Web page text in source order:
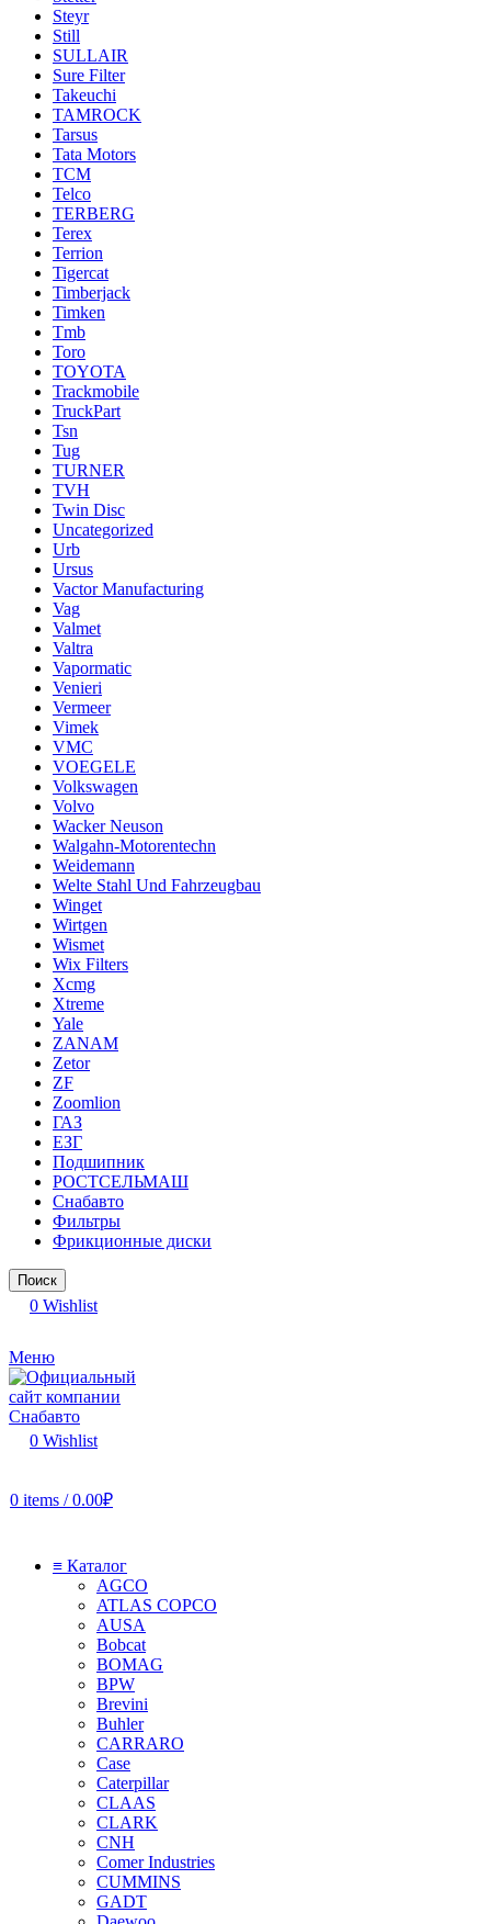
Steyr
Still
SULLAIR
Sure Filter
Takeuchi
TAMROCK
Tarsus
Tata Motors
TCM
Telco
TERBERG
Terex
Terrion
Tigercat
Timberjack
Timken
Tmb
Toro
TOYOTA
Trackmobile
TruckPart
Tsn
Tug
TURNER
TVH
Twin Disc
Uncategorized
Urb
Ursus
Vactor Manufacturing
Vag
Valmet
Valtra
Vapormatic
Venieri
Vermeer
Vimek
VMC
VOEGELE
Volkswagen
Volvo
Wacker Neuson
Walgahn-Motorentechn
Weidemann
Welte Stahl Und Fahrzeugbau
Winget
Wirtgen
Wismet
Wix Filters
Xcmg
Xtreme
Yale
ZANAM
Zetor
ZF
Zoomlion
ГАЗ
ЕЗГ
Подшипник
РОСТСЕЛЬМАШ
Снабавто
Фильтры
Фрикционные диски
Поиск
0 Wishlist
Меню
0 Wishlist
0 items / 0.00₽
≡ Каталог
AGCO
ATLAS COPCO
AUSA
Bobcat
BOMAG
BPW
Brevini
Buhler
CARRARO
Case
Caterpillar
CLAAS
CLARK
CNH
Comer Industries
CUMMINS
GADT